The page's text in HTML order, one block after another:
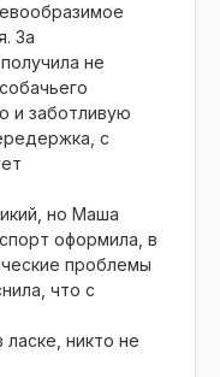
За
не
и заботливую
с
но Маша
оформила, в
проблемы
что с
никто не